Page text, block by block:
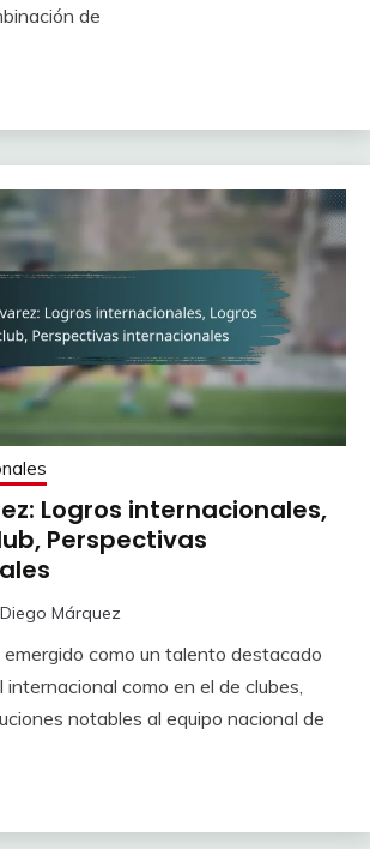
de
Logros internacionales,
Perspectivas
Diego Márquez
emergido como un talento destacado
como en el de clubes,
notables al equipo nacional de